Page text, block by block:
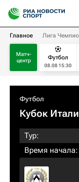
Главное Лига
Матч-
центр
Футбол
08.08 15:30
Футбол
Кубок
Тур:
Время начала: